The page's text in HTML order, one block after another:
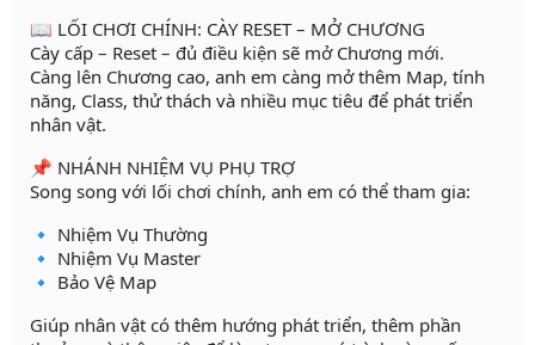
📖 LỐI CHƠI CHÍNH: CÀY RESET – MỞ CHƯƠNG
Cày cấp – Reset – đủ điều kiện sẽ mở Chương mới.
Càng lên Chương cao, anh em càng mở thêm Map, tính
năng, Class, thử thách và nhiều mục tiêu để phát triển
nhân vật.
📌 NHÁNH NHIỆM VỤ PHỤ TRỢ
Song song với lối chơi chính, anh em có thể tham gia:
🔹 Nhiệm Vụ Thường
🔹 Nhiệm Vụ Master
🔹 Bảo Vệ Map
Giúp nhân vật có thêm hướng phát triển, thêm phần